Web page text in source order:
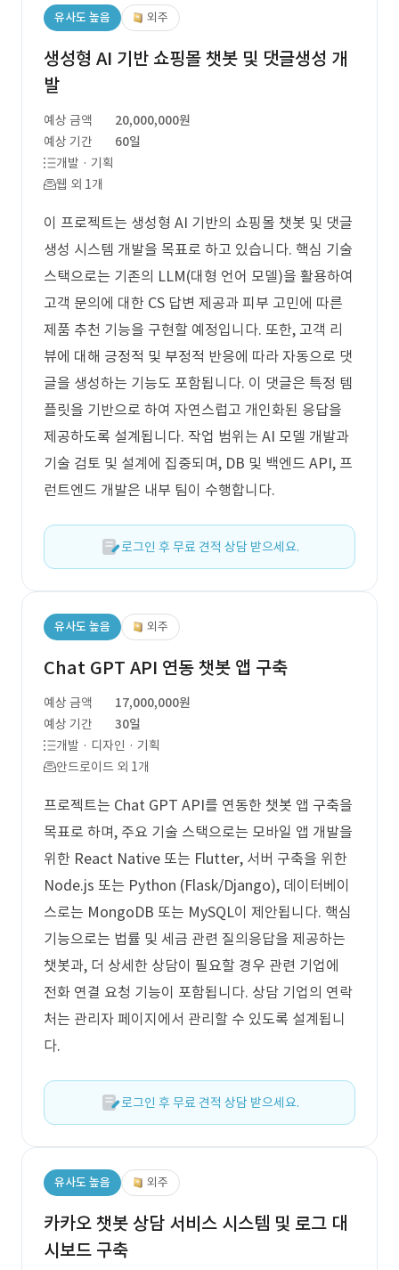
유사도 높음 외주
생성형 AI 기반 쇼핑몰 챗봇 및 댓글생성 개
발
예상 금액
20,000,000원
예상 기간
60일
개발 · 기획
웹 외 1개
이 프로젝트는 생성형 AI 기반의 쇼핑몰 챗봇 및 댓글
생성 시스템 개발을 목표로 하고 있습니다. 핵심 기술
스택으로는 기존의 LLM(대형 언어 모델)을 활용하여
고객 문의에 대한 CS 답변 제공과 피부 고민에 따른
제품 추천 기능을 구현할 예정입니다. 또한, 고객 리
뷰에 대해 긍정적 및 부정적 반응에 따라 자동으로 댓
글을 생성하는 기능도 포함됩니다. 이 댓글은 특정 템
플릿을 기반으로 하여 자연스럽고 개인화된 응답을
제공하도록 설계됩니다. 작업 범위는 AI 모델 개발과
기술 검토 및 설계에 집중되며, DB 및 백엔드 API, 프
런트엔드 개발은 내부 팀이 수행합니다.
로그인 후 무료 견적 상담 받으세요.
유사도 높음 외주
Chat GPT API 연동 챗봇 앱 구축
예상 금액
17,000,000원
예상 기간
30일
개발 · 디자인 · 기획
안드로이드 외 1개
프로젝트는 Chat GPT API를 연동한 챗봇 앱 구축을
목표로 하며, 주요 기술 스택으로는 모바일 앱 개발을
위한 React Native 또는 Flutter, 서버 구축을 위한
Node.js 또는 Python (Flask/Django), 데이터베이
스로는 MongoDB 또는 MySQL이 제안됩니다. 핵심
기능으로는 법률 및 세금 관련 질의응답을 제공하는
챗봇과, 더 상세한 상담이 필요할 경우 관련 기업에
전화 연결 요청 기능이 포함됩니다. 상담 기업의 연락
처는 관리자 페이지에서 관리할 수 있도록 설계됩니
다.
로그인 후 무료 견적 상담 받으세요.
유사도 높음 외주
카카오 챗봇 상담 서비스 시스템 및 로그 대
시보드 구축